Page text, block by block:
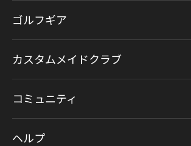
ゴルフギア
カスタムメイドクラブ
コミュニティ
ヘルプ